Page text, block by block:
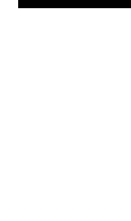
Протесты